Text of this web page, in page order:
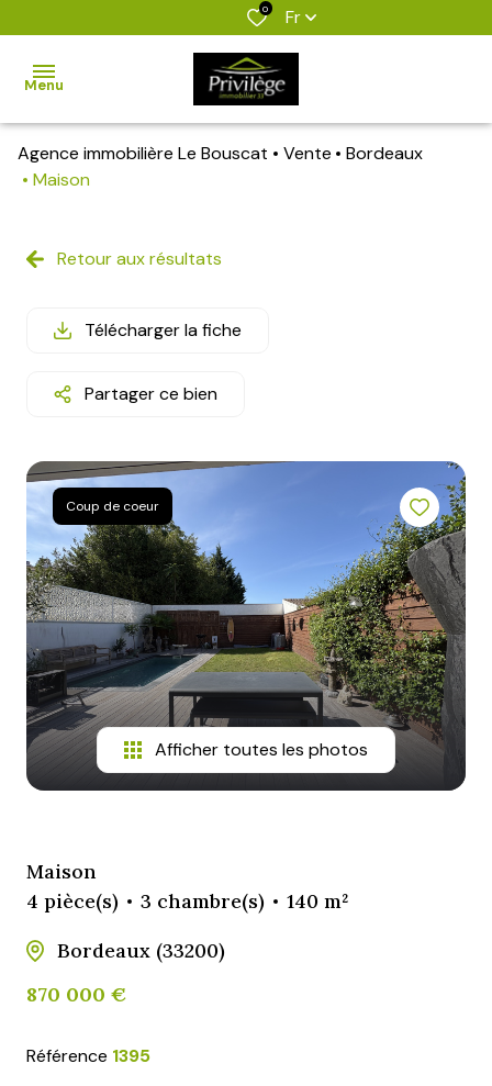
0 Fr
Menu
accueil
biens
vendus
estimation
alerte
e-
mail
contact
Agence immobilière Le Bouscat Vente
Bordeaux
Maison
Retour aux résultats
Télécharger la fiche
Partager ce bien
Coup de coeur
Afficher toutes les photos
Maison
4 pièce(s)
3 chambre(s)
140 m²
Bordeaux (33200)
870 000 €
Référence 1395